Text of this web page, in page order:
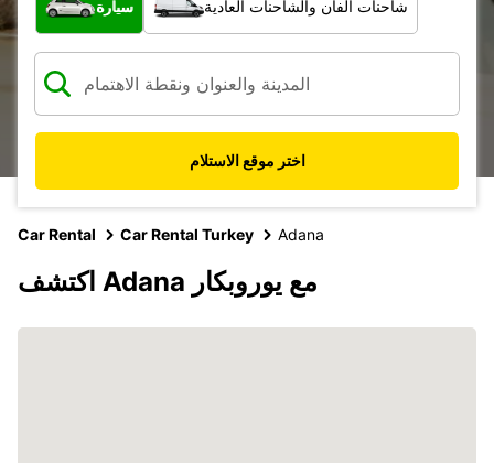
سيارة شاحنات الفان والشاحنات العادية
اختر موقع الاستلام
Car Rental Car Rental Turkey Adana
اكتشف Adana مع يوروبكار